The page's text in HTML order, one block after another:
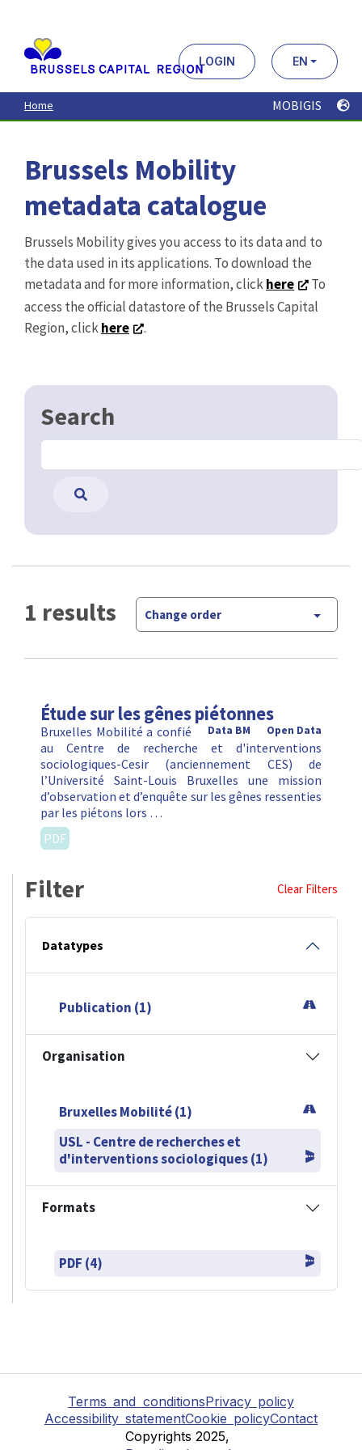
contenu
principal
LOGIN EN
Home MOBIGIS
Brussels Mobility
metadata catalogue
Brussels Mobility gives you access to its data and to
the data used in its applications. To download the
metadata and for more information, clickhere
To
access the official datastore of the Brussels Capital
Region, clickhere .
Search
1 results Change order
Étude sur les gênes piétonnes
Open Data
Data BM
Bruxelles Mobilité a confié
au Centre de recherche et d'interventions
sociologiques-Cesir (anciennement CES) de
l’Université Saint-Louis Bruxelles une mission
d’observation et d’enquête sur les gênes ressenties
par les piétons lors …
PDF
Filter Clear Filters
Datatypes
Publication (1)
Organisation
Bruxelles Mobilité (1)
USL - Centre de recherches et
d'interventions sociologiques (1)
Formats
PDF (4)
Terms and conditionsPrivacy policy
Accessibility statementCookie policyContact
Copyrights 2025,